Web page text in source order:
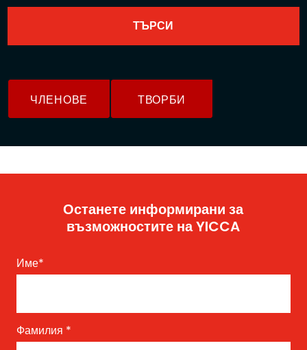
ЧЛЕНОВЕ ТВОРБИ
Останете информирани за
възможностите на YICCA
Име*
Фамилия *